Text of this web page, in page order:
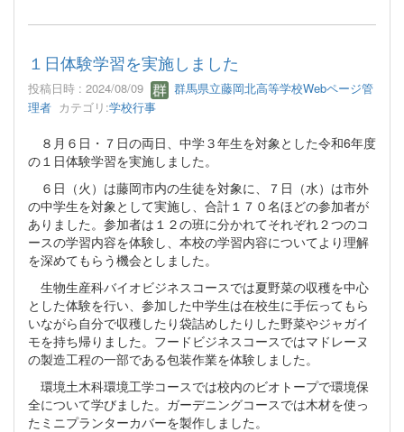
１日体験学習を実施しました
投稿日時 : 2024/08/09
群馬県立藤岡北高等学校Webページ管
理者 カテゴリ:学校行事
８月６日・７日の両日、中学３年生を対象とした令和6年度
の１日体験学習を実施しました。
６日（火）は藤岡市内の生徒を対象に、７日（水）は市外
の中学生を対象として実施し、合計１７０名ほどの参加者が
ありました。参加者は１２の班に分かれてそれぞれ２つのコ
ースの学習内容を体験し、本校の学習内容についてより理解
を深めてもらう機会としました。
生物生産科バイオビジネスコースでは夏野菜の収穫を中心
とした体験を行い、参加した中学生は在校生に手伝ってもら
いながら自分で収穫したり袋詰めしたりした野菜やジャガイ
モを持ち帰りました。フードビジネスコースではマドレーヌ
の製造工程の一部である包装作業を体験しました。
環境土木科環境工学コースでは校内のビオトープで環境保
全について学びました。ガーデニングコースでは木材を使っ
たミニプランターカバーを製作しました。